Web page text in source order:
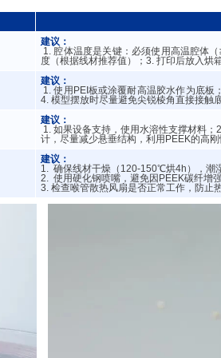
建议：
1. 腔体温度是关键：必须使用高温腔体
度（根据线材推荐值）；3. 打印后放入烘
建议：
1. 使用PEI板或涂覆耐高温胶水作为底
4. 模型摆放时尽量避免尖锐棱角直接接触
建议：
1. 如果设备支持，使用水溶性支撑材料
计，尽量减少悬垂结构，利用PEEK的高
建议：
1. 确保线材干燥（120-150℃烘4h），潮
2. 使用硬化钢喷嘴，避免因PEEK碳纤增
3. 检查喉管散热风扇是否正常工作，防止